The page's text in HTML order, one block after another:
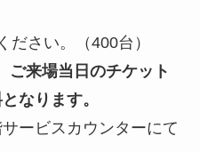
ださい。（400台）
ご来場当日のチケット
なります。
ービスカウンターにて